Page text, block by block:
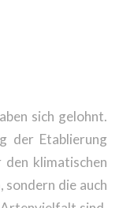
sich gelohnt.
der Etablierung
klimatischen
die auch